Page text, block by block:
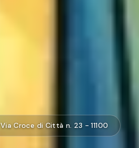
Via Croce di Città n. 23 - 11100 أوستا، إيطاليا